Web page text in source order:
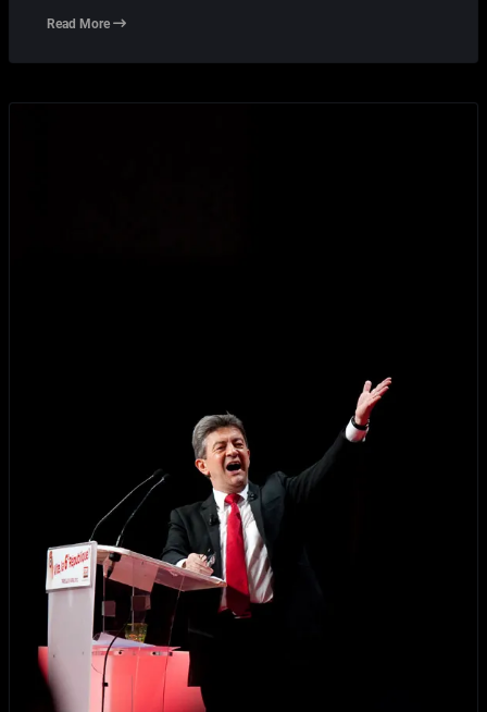
Read More